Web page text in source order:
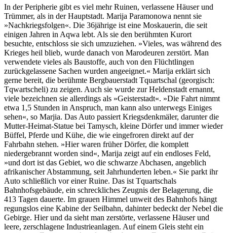
In der Peripherie gibt es viel mehr Ruinen, verlassene Häuser und
Trümmer, als in der Hauptstadt. Marija Paramonowa nennt sie
»Nachkriegsfolgen«. Die 36jährige ist eine Moskauerin, die seit
einigen Jahren in Aqwa lebt. Als sie den berühmten Kurort
besuchte, entschloss sie sich umzuziehen. »Vieles, was während des
Krieges heil blieb, wurde danach von Marodeuren zerstört. Man
verwendete vieles als Baustoffe, auch von den Flüchtlingen
zurückgelassene Sachen wurden angeeignet.« Marija erklärt sich
gerne bereit, die berühmte Bergbauerstadt Tquartschal (georgisch:
Tqwartscheli) zu zeigen. Auch sie wurde zur Heldenstadt ernannt,
viele bezeichnen sie allerdings als »Geisterstadt«. »Die Fahrt nimmt
etwa 1,5 Stunden in Anspruch, man kann also unterwegs Einiges
sehen«, so Marjia. Das Auto passiert Kriegsdenkmäler, darunter die
Mutter-Heimat-Statue bei Tamysch, kleine Dörfer und immer wieder
Büffel, Pferde und Kühe, die wie eingefroren direkt auf der
Fahrbahn stehen. »Hier waren früher Dörfer, die komplett
niedergebrannt worden sind«, Marija zeigt auf ein endloses Feld,
»und dort ist das Gebiet, wo die schwarze Abchasen, angeblich
afrikanischer Abstammung, seit Jahrhunderten leben.« Sie parkt ihr
Auto schließlich vor einer Ruine. Das ist Tquartschals
Bahnhofsgebäude, ein schreckliches Zeugnis der Belagerung, die
413 Tagen dauerte. Im grauen Himmel unweit des Bahnhofs hängt
regungslos eine Kabine der Seilbahn, dahinter bedeckt der Nebel die
Gebirge. Hier und da sieht man zerstörte, verlassene Häuser und
leere, zerschlagene Industrieanlagen. Auf einem Gleis steht ein